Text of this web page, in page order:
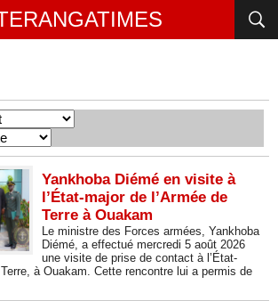
Yankhoba Diémé en visite à
l’État-major de l’Armée de
Terre à Ouakam
Le ministre des Forces armées, Yankhoba
Diémé, a effectué mercredi 5 août 2026
une visite de prise de contact à l’État-
à Ouakam. Cette rencontre lui a permis de